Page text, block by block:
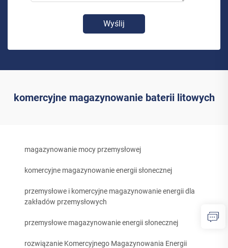
Wyślij
komercyjne magazynowanie baterii litowych
magazynowanie mocy przemysłowej
komercyjne magazynowanie energii słonecznej
przemysłowe i komercyjne magazynowanie energii dla
zakładów przemysłowych
przemysłowe magazynowanie energii słonecznej
rozwiązanie Komercyjnego Magazynowania Energii